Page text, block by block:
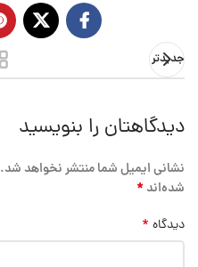
جدیدتر
دیدگاهتان را بنویسید
نشانی ایمیل شما منتشر نخواهد شد.
شده‌اند*
دیدگاه *